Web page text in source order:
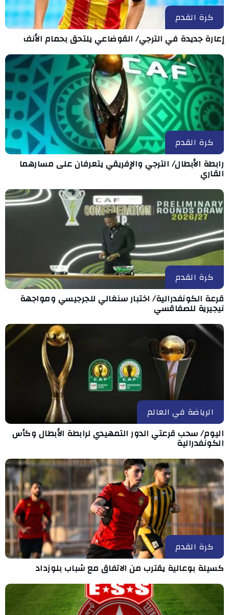
كرة القدم
إعارة جديدة في الترجي/ القوضاعي يلتحق بحمام الأنف
كرة القدم
رابطة الأبطال/ الترجي والإفريقي يتعرفان على مسارهما
القاري
كرة القدم
قرعة الكونفدرالية/ اختبار سنغالي للجرجيسي ومواجهة
نيجيرية للصفاقسي
الرياضة في العالم
اليوم/ سحب قرعتي الدور التمهيدي لرابطة الأبطال وكأس
الكونفدرالية
كرة القدم
كسيلة بوعالية يقترب من الاتفاق مع شباب بلوزداد